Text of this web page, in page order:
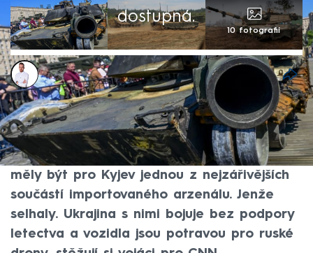
dostupná.
10 fotografií
Filip Kalčák
2. čvn 2024, 08:22
Americké tanky Abrams, jejichž dodávky na
Ukrajinu po průtazích schválila
administrativa prezidenta Joea Bidena,
měly být pro Kyjev jednou z nejzářivějších
součástí importovaného arzenálu. Jenže
selhaly. Ukrajina s nimi bojuje bez podpory
letectva a vozidla jsou potravou pro ruské